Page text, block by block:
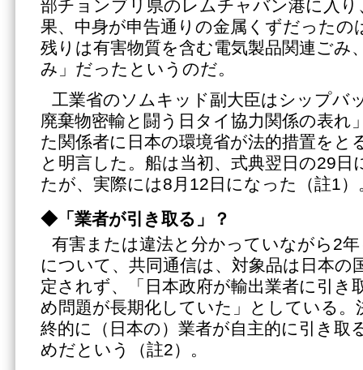
部チョンブリ県のレムチャバン港に入
果、中身が申告通りの金属くずだったの
残りは有害物質を含む電気製品関連ごみ
み」だったというのだ。
工業省のソムキッド副大臣はシップバ
廃棄物密輸と闘う日タイ協力関係の表れ
た関係者に日本の環境省が法的措置をと
と明言した。船は当初、式典翌日の29日
たが、実際には8月12日になった（註1）
◆「業者が引き取る」？
有害または違法と分かっていながら2
について、共同通信は、対象品は日本の
定されず、「日本政府が輸出業者に引き
め問題が長期化していた」としている。
終的に（日本の）業者が自主的に引き取
めだという（註2）。